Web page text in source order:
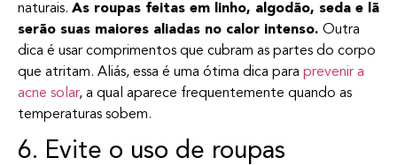
naturais. As roupas feitas em linho, algodão, seda e lã
serão suas maiores aliadas no calor intenso. Outra
dica é usar comprimentos que cubram as partes do corpo
que atritam. Aliás, essa é uma ótima dica para prevenir a
acne solar, a qual aparece frequentemente quando as
temperaturas sobem.
6. Evite o uso de roupas